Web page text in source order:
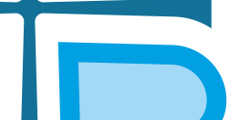
Пермская и